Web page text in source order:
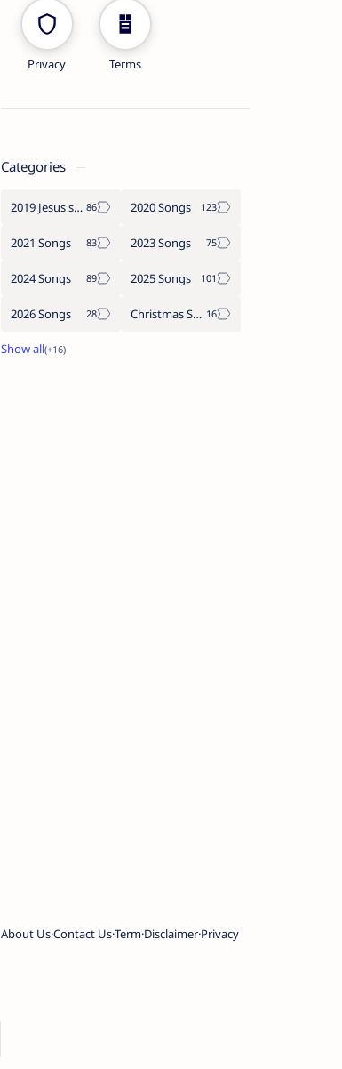
Privacy Terms
Categories
2019 Jesus songs 2020 Songs
2021 Songs 2023 Songs
2024 Songs 2025 Songs
2026 Songs Christmas Songs
About UsContact UsTermDisclaimerPrivacy